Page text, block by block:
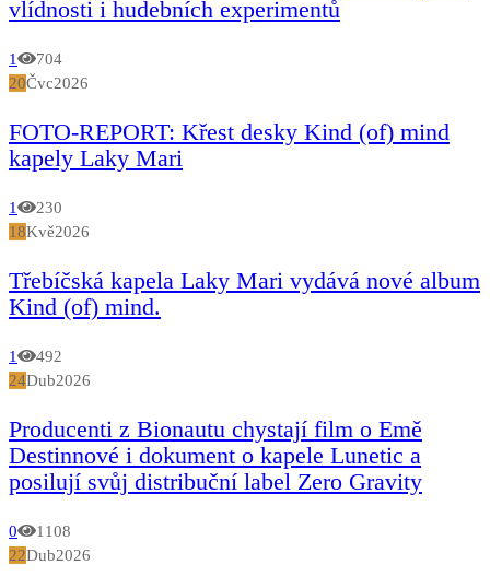
vlídnosti i hudebních experimentů
1
704
20Čvc2026
FOTO-REPORT: Křest desky Kind (of) mind
kapely Laky Mari
1
230
18Kvě2026
Třebíčská kapela Laky Mari vydává nové album
Kind (of) mind.
1
492
24Dub2026
Producenti z Bionautu chystají film o Emě
Destinnové i dokument o kapele Lunetic a
posilují svůj distribuční label Zero Gravity
0
1108
22Dub2026